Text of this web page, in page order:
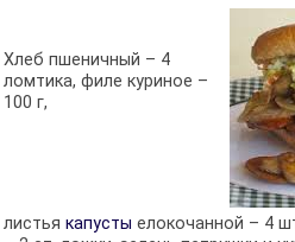
Хлеб пшеничный – 4
ломтика, филе куриное –
100 г,
листья капусты елокочанной – 4